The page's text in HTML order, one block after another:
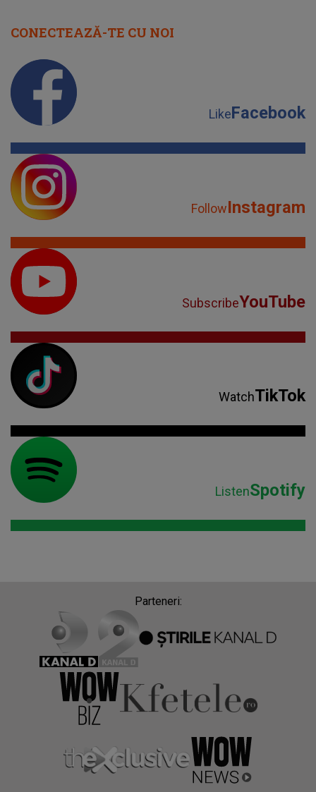
CONECTEAZĂ-TE CU NOI
LikeFacebook
FollowInstagram
SubscribeYouTube
WatchTikTok
ListenSpotify
Parteneri: